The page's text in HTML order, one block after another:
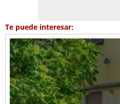
Te puede interesar: